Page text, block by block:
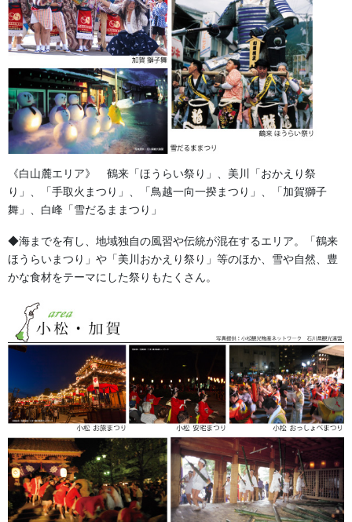
法被・はっぴ・はんてん・印半纏
よもやま話
お祭備品と豆知識
お祭用品・品目
獅子舞・衣裳・別仕立・小物
祭り前掛け・けんたい・胸当て
提灯 祭
幕・のぼり
生地
足袋,腹掛・股引、手拭
お知らせ
2026年8月
2026年6月
2026年5月
《白山麓エリア》 鶴来「ほうらい祭り」、美川「おかえり祭
り」、「手取火まつり」、「鳥越一向一揆まつり」、「加賀獅子
舞」、白峰「雪だるままつり」
◆海までを有し、地域独自の風習や伝統が混在するエリア。「鶴来
ほうらいまつり」や「美川おかえり祭り」等のほか、雪や自然、豊
かな食材をテーマにした祭りもたくさん。